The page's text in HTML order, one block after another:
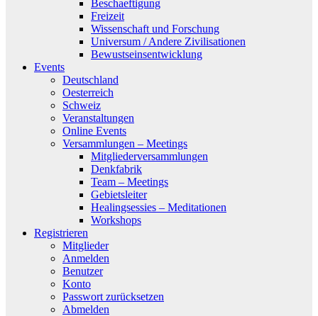
Beschaeftigung
Freizeit
Wissenschaft und Forschung
Universum / Andere Zivilisationen
Bewustseinsentwicklung
Events
Deutschland
Oesterreich
Schweiz
Veranstaltungen
Online Events
Versammlungen – Meetings
Mitgliederversammlungen
Denkfabrik
Team – Meetings
Gebietsleiter
Healingsessies – Meditationen
Workshops
Registrieren
Mitglieder
Anmelden
Benutzer
Konto
Passwort zurücksetzen
Abmelden